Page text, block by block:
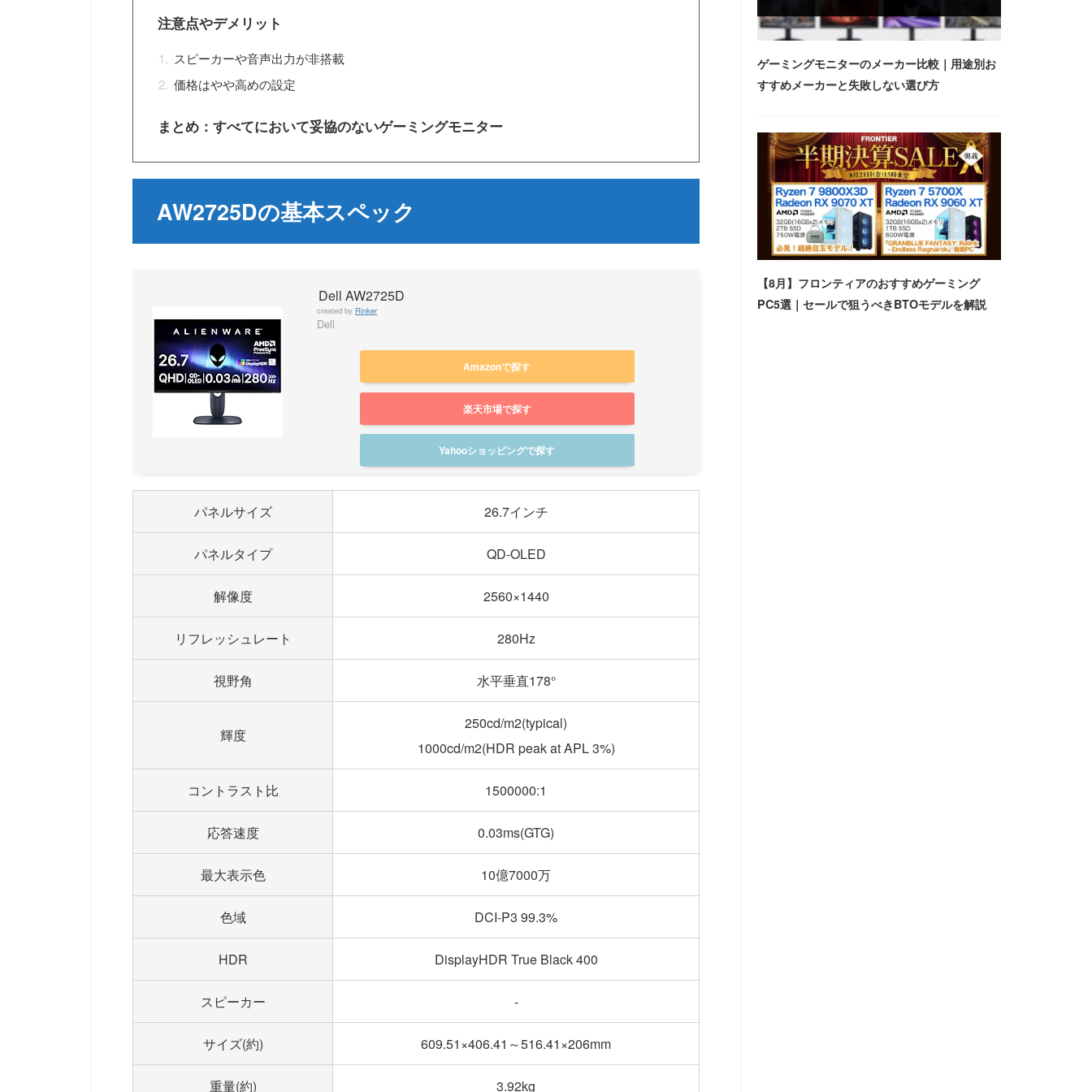
注意点やデメリット
スピーカーや音声出力が非搭載
価格はやや高めの設定
まとめ：すべてにおいて妥協のないゲーミングモニター
AW2725Dの基本スペック
Dell AW2725D
created by Rinker
Dell
Amazonで探す
楽天市場で探す
Yahooショッピングで探す
パネルサイズ 26.7インチ
パネルタイプ QD-OLED
解像度 2560×1440
リフレッシュレート 280Hz
視野角 水平垂直178°
輝度
250cd/m2(typical)
1000cd/m2(HDR peak at APL 3%)
コントラスト比 1500000:1
応答速度 0.03ms(GTG)
最大表示色 10億7000万
色域 DCI-P3 99.3%
HDR DisplayHDR True Black 400
スピーカー -
サイズ(約) 609.51×406.41～516.41×206mm
重量(約) 3.92kg
ゲーミングモニターのメーカー比較｜用途別お
すすめメーカーと失敗しない選び方
【8月】フロンティアのおすすめゲーミング
PC5選｜セールで狙うべきBTOモデルを解説